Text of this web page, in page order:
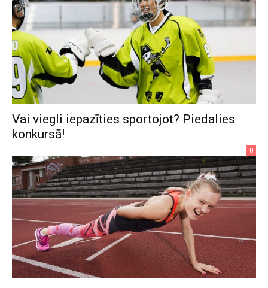
Vai viegli iepazīties sportojot? Piedalies
konkursā!
0